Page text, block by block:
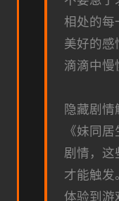
相处的每
美好的感
滴滴中慢
隐藏剧情
《妹同
剧情，这
才能触发
体验到游